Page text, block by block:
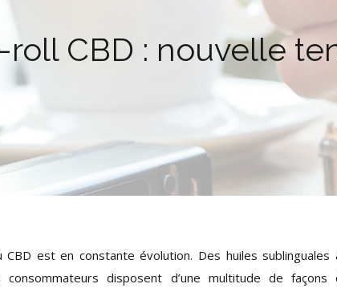
roll CBD : nouvelle
CBD est en constante évolution. Des huiles
consommateurs disposent d’une multitude de